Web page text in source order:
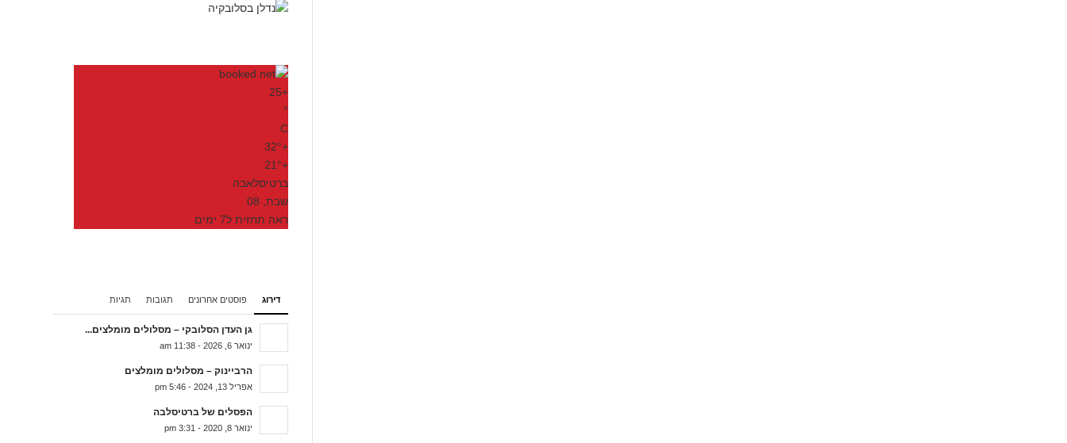
+
25
°
C
+
32°
+
21°
ברטיסלאבה
שבת, 08
ראה תחזית ל7 ימים
דירוג פוסטים אחרונים תגובות תגיות
גן העדן הסלובקי – מסלולים מומלצים...
ינואר 6, 2026 - 11:38 am
הרביינוק – מסלולים מומלצים
אפריל 13, 2024 - 5:46 pm
הפסלים של ברטיסלבה
ינואר 8, 2020 - 3:31 pm